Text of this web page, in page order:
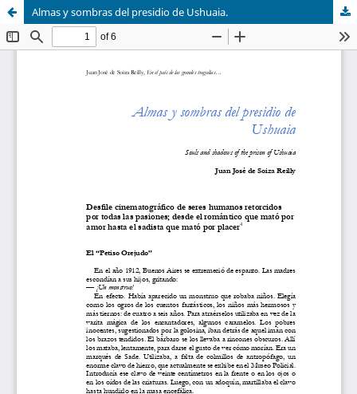
Almas y sombras del presidio de Ushuaia.